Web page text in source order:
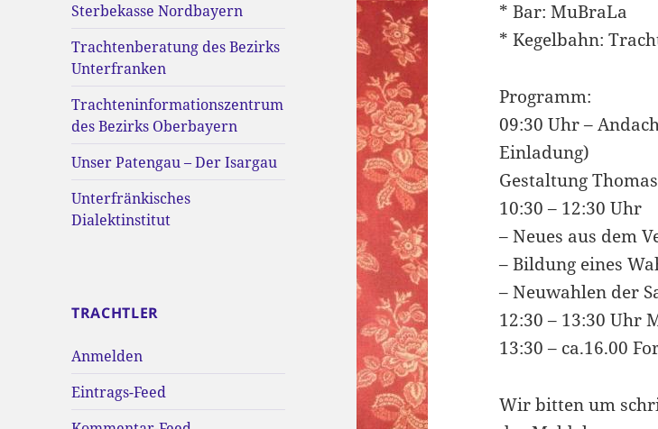
Sterbekasse Nordbayern
Trachtenberatung des Bezirks
Unterfranken
Trachteninformationszentrum
des Bezirks Oberbayern
Unser Patengau – Der Isargau
Unterfränkisches
Dialektinstitut
TRACHTLER
Anmelden
Eintrags-Feed
* Bar: MuBraLa
* Kegelbahn:
Programm:
09:30 Uhr –
Einladung)
Gestaltung
10:30 – 12:30 Uhr
– Neues aus dem
– Bildung eines
– Neuwahlen der
12:30 – 13:30 Uhr
13:30 – ca.16.00
Wir bitten um